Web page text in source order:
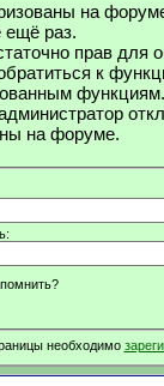
на
ещё раз.
прав для
к
функциям.
на форуме.
необходимо